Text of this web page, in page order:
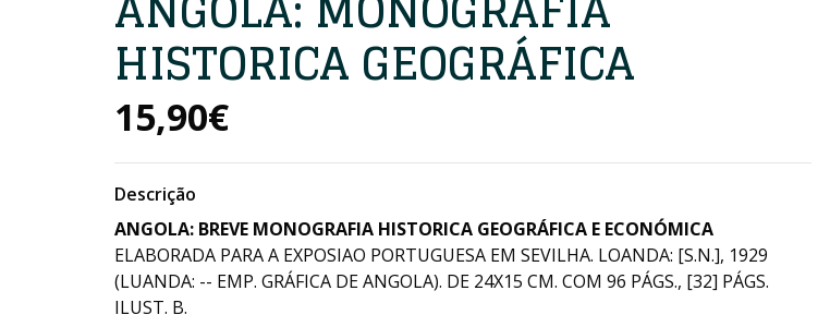
HISTORICA GEOGRÁFICA
15,90€
Descrição
ANGOLA: BREVE MONOGRAFIA HISTORICA GEOGRÁFICA E ECONÓMICA
ELABORADA PARA A EXPOSIAO PORTUGUESA EM SEVILHA. LOANDA: [S.N.], 1929
(LUANDA: -- EMP. GRÁFICA DE ANGOLA). DE 24X15 CM. COM 96 PÁGS., [32] PÁGS.
ILUST. B.